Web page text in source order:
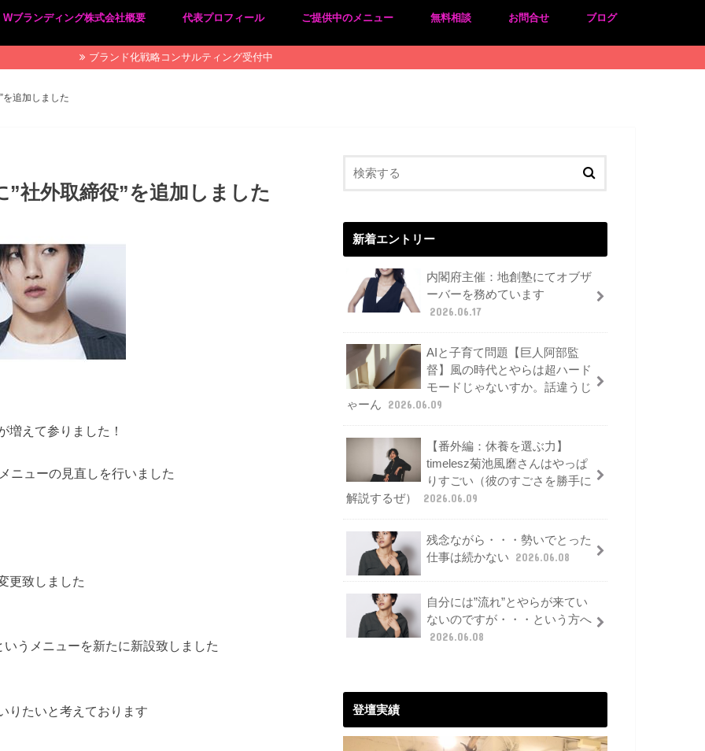
Wブランディング株式会社概要
ライバシーポリシー
定商取引法に基づく表記
代表プロフィール ご提供中のメニュー 無料相談 お問合せ ブログ
ブランド化戦略コンサルティング受付中
を追加しました
社外取締役”を追加しました
増えて参りました！
ニューの見直しを行いました
更致しました
いうメニューを新たに新設致しました
りたいと考えており ます
新着エントリー
内閣府主催：地創塾にてオブザ
ーバーを務めています
2026.06.17
AIと子育て問題【巨人阿部監
督】風の時代とやらは超ハード
モードじゃないすか。話違うじ
ゃーん
2026.06.09
【番外編：休養を選ぶ力】
timelesz菊池風磨さんはやっぱ
りすごい（彼のすごさを勝手に
解説するぜ）
2026.06.09
残念ながら・・・勢いでとった
仕事は続かない
2026.06.08
自分には”流れ”とやらが来てい
ないのですが・・・という方へ
2026.06.08
登壇実績